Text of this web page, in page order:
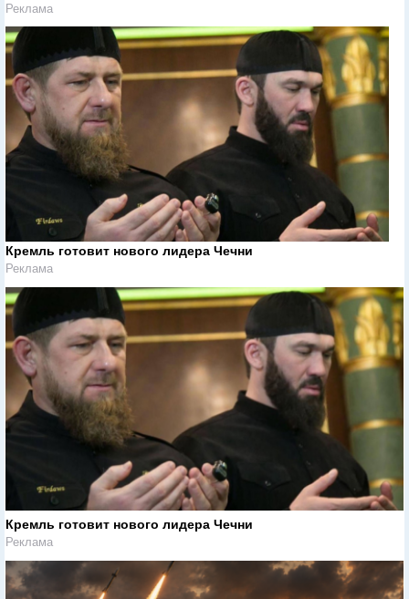
Реклама
Кремль готовит нового лидера Чечни
Реклама
Кремль готовит нового лидера Чечни
Реклама